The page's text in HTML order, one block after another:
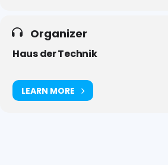
Organizer
Haus der Technik
LEARN MORE